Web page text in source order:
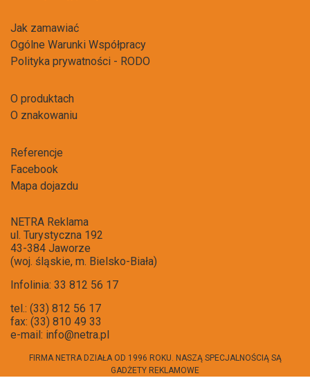
Jak zamawiać
Ogólne Warunki Współpracy
Polityka prywatności - RODO
O produktach
O znakowaniu
Referencje
Facebook
Mapa dojazdu
NETRA Reklama
ul. Turystyczna 192
43-384 Jaworze
(woj. śląskie, m. Bielsko-Biała)
Infolinia: 33 812 56 17
tel.: (33) 812 56 17
fax: (33) 810 49 33
e-mail: info@netra.pl
FIRMA NETRA DZIAŁA OD 1996 ROKU. NASZĄ SPECJALNOŚCIĄ SĄ
GADŻETY REKLAMOWE